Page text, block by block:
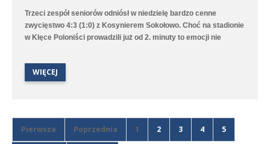
Trzeci zespół seniorów odniósł w niedzielę bardzo cenne
zwycięstwo 4:3 (1:0) z Kosynierem Sokołowo. Choć na stadionie
w Klęce Poloniści prowadzili już od 2. minuty to emocji nie
Oleksii Steblin oraz Mikołaj Szymański.
WIĘCEJ
Pierwsza Poprzednia 1 2 3 4 5